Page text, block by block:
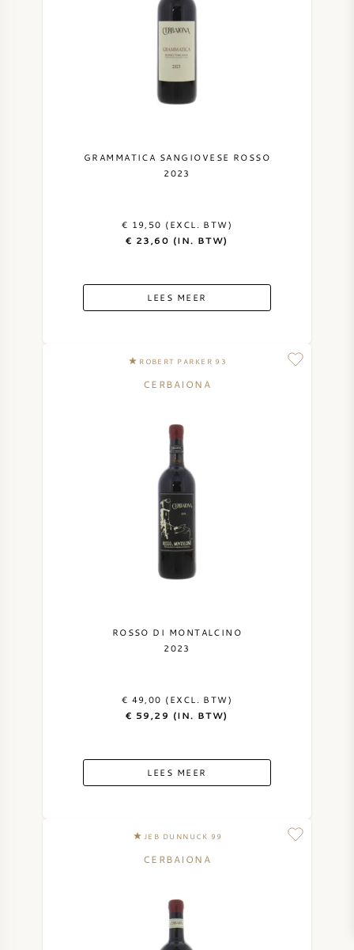
GRAMMATICA SANGIOVESE ROSSO
2023
€ 19,50 (EXCL. BTW)
€ 23,60 (IN. BTW)
LEES MEER
ROBERT PARKER 93
CERBAIONA
ROSSO DI MONTALCINO
2023
€ 49,00 (EXCL. BTW)
€ 59,29 (IN. BTW)
LEES MEER
JEB DUNNUCK 99
CERBAIONA